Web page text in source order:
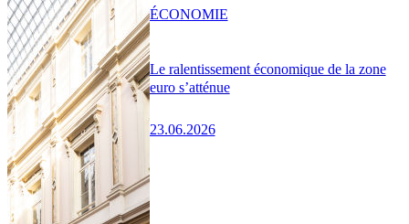
Le ralentissement économique de la zone
euro s’atténue
23.06.2026
ÉCONOMIE